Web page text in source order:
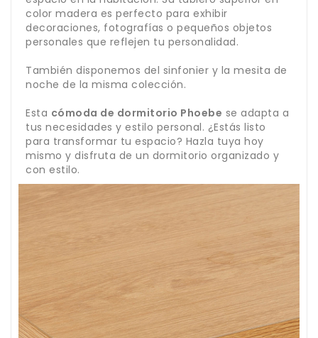
color madera es perfecto para exhibir
decoraciones, fotografías o pequeños objetos
personales que reflejen tu personalidad.
También disponemos del sinfonier y la mesita de
noche de la misma colección.
Esta cómoda de dormitorio Phoebe se adapta a
tus necesidades y estilo personal. ¿Estás listo
para transformar tu espacio? Hazla tuya hoy
mismo y disfruta de un dormitorio organizado y
con estilo.